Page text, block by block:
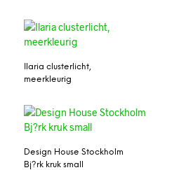
Ilaria clusterlicht,
meerkleurig
Design House Stockholm
Bj?rk kruk small